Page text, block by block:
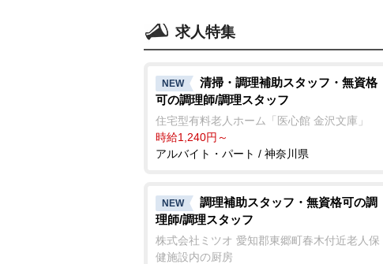
求人特集
NEW
清掃・調理補助スタッフ・無資格
可の調理師/調理スタッフ
住宅型有料老人ホーム「医心館 金沢文庫」
時給1,240円～
アルバイト・パート / 神奈川県
NEW
調理補助スタッフ・無資格可の調
理師/調理スタッフ
株式会社ミツオ 愛知郡東郷町春木付近老人保
健施設内の厨房